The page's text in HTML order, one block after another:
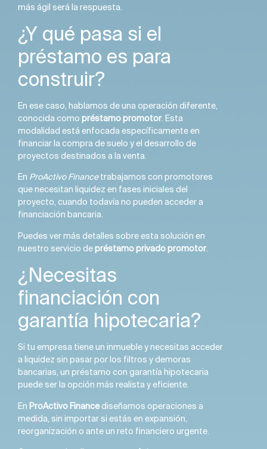
más ágil será la respuesta.
¿Y qué pasa si el
préstamo es para
construir?
En ese caso, hablamos de una operación diferente,
conocida como préstamo promotor . Esta
modalidad está enfocada específicamente en
financiar la compra de suelo y el desarrollo de
proyectos destinados a la venta.
En ProActivo Financetrabajamos con promotores
que necesitan liquidez en fases iniciales del
proyecto, cuando todavía no pueden acceder a
financiación bancaria.
Puedes ver más detalles sobre esta solución en
nuestro servicio depréstamo privado promotor
¿Necesitas
financiación con
garantía hipotecaria?
Si tu empresa tiene un inmueble y necesitas acceder
a liquidez sin pasar por los filtros y demoras
bancarias, un préstamo con garantía hipotecaria
puede ser la opción más realista y eficiente.
En ProActivo Financediseñamos operaciones a
medida, sin importar si estás en expansión,
reorganización o ante un reto financiero urgente.